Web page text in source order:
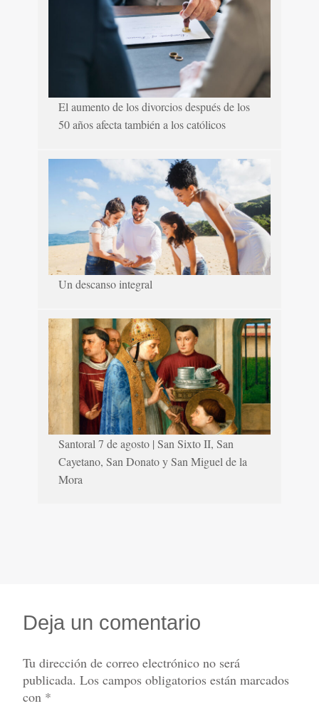
El aumento de los divorcios después de los
50 años afecta también a los católicos
Un descanso integral
Santoral 7 de agosto | San Sixto II, San
Cayetano, San Donato y San Miguel de la
Mora
Deja un comentario
Tu dirección de correo electrónico no será
publicada. Los campos obligatorios están marcados
con *